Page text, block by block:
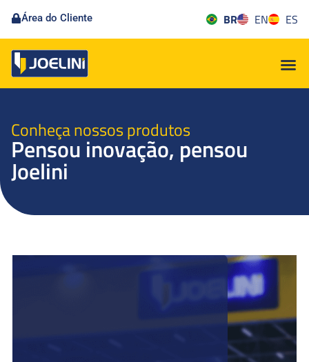
Área do Cliente BR EN ES
Conheça nossos produtos
Pensou inovação, pensou
Joelini